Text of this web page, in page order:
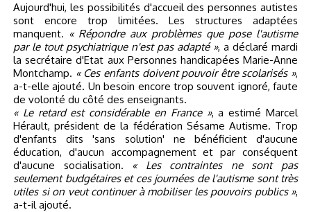
Aujourd'hui, les possibilités d'accueil des personnes autistes
sont encore trop limitées. Les structures adaptées
manquent. « Répondre aux problèmes que pose l'autisme
par le tout psychiatrique n'est pas adapté », a déclaré mardi
la secrétaire d'Etat aux Personnes handicapées Marie-Anne
Montchamp. « Ces enfants doivent pouvoir être scolarisés »,
a-t-elle ajouté. Un besoin encore trop souvent ignoré, faute
de volonté du côté des enseignants.
« Le retard est considérable en France », a estimé Marcel
Hérault, président de la fédération Sésame Autisme. Trop
d'enfants dits 'sans solution' ne bénéficient d'aucune
éducation, d'aucun accompagnement et par conséquent
d'aucune socialisation. « Les contraintes ne sont pas
seulement budgétaires et ces journées de l'autisme sont très
utiles si on veut continuer à mobiliser les pouvoirs publics »,
a-t-il ajouté.